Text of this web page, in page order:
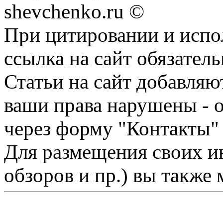
shevchenko.ru ©
При цитировании и
ссылка на сайт
Статьи на сайт
ваши права нарушены -
через форму "Контакты"
Для размещения своих
обзоров и пр.) вы также